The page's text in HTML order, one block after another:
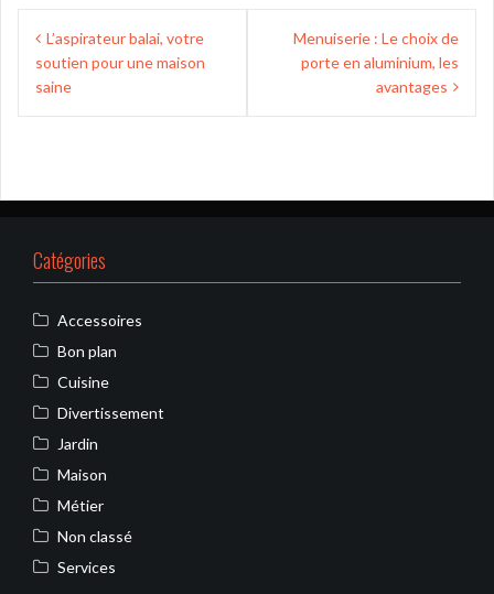
Navigation
de
l’article
L’aspirateur balai, votre
soutien pour une maison
saine
Menuiserie : Le choix de
porte en aluminium, les
avantages
Catégories
Accessoires
Bon plan
Cuisine
Divertissement
Jardin
Maison
Métier
Non classé
Services